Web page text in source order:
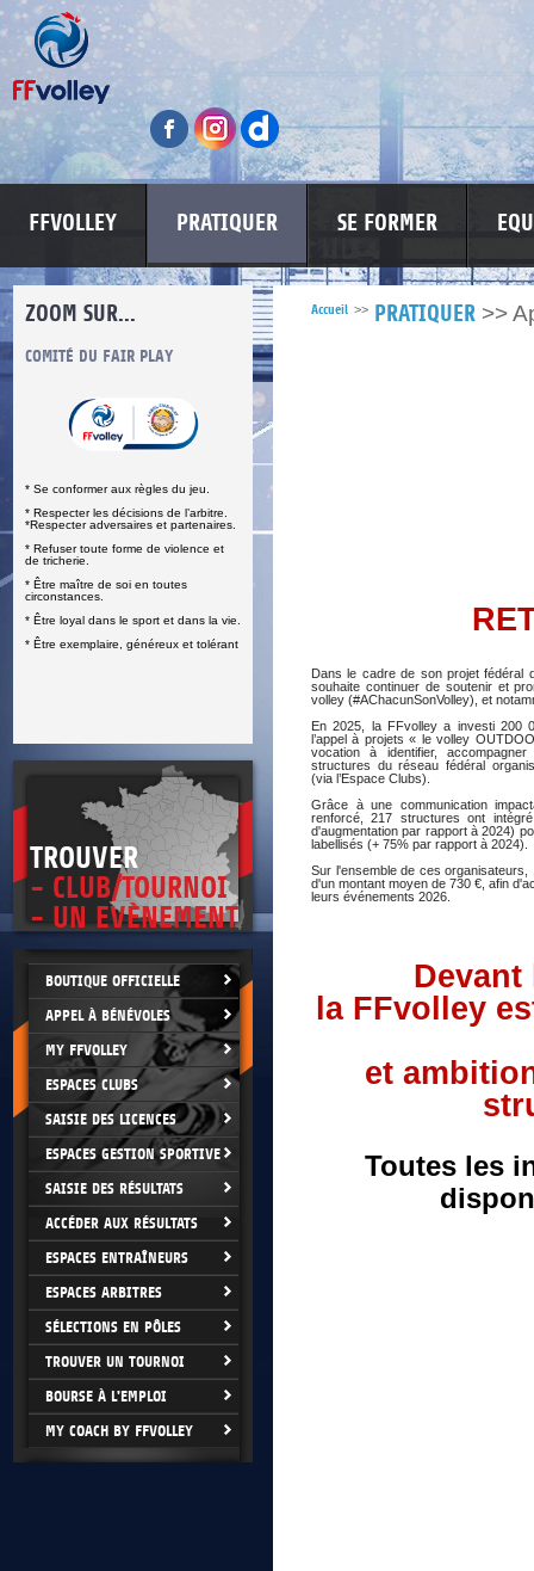
FFVOLLEY PRATIQUER SE FORMER
ZOOM SUR...
COMITÉ DU FAIR PLAY
* Se conformer aux règles du jeu.
* Respecter les décisions de l’arbitre.
*Respecter adversaires et partenaires.
* Refuser toute forme de violence et
de tricherie.
* Être maître de soi en toutes
circonstances.
* Être loyal dans le sport et dans la vie.
* Être exemplaire, généreux et tolérant
LUTTE CONTRE LES VIOLENCES
TROUVER
- CLUB/TOURNOI
- UN EVÈNEMENT
BOUTIQUE OFFICIELLE
APPEL À BÉNÉVOLES
MY FFVOLLEY
ESPACES CLUBS
SAISIE DES LICENCES
ESPACES GESTION SPORTIVE
SAISIE DES RÉSULTATS
ACCÉDER AUX RÉSULTATS
ESPACES ENTRAÎNEURS
ESPACES ARBITRES
SÉLECTIONS EN PÔLES
TROUVER UN TOURNOI
BOURSE À L'EMPLOI
MY COACH BY FFVOLLEY
Accueil >> PRATIQUER >>
Dans le cadre de son projet fédéral
souhaite continuer de soutenir et
volley (#AChacunSonVolley), et
En 2025, la FFvolley a investi 200
l’appel à projets « le volley
vocation à identifier,
structures du réseau fédéral
(via l’Espace Clubs).
Grâce à une communication
renforcé, 217 structures ont
d'augmentation par rapport à 2024)
labellisés (+ 75% par rapport à 2024).
Sur l'ensemble de ces organisateurs,
d'un montant moyen de 730 €, afin
leurs événements 2026.
Devant
la FFvolley
et
Toutes les